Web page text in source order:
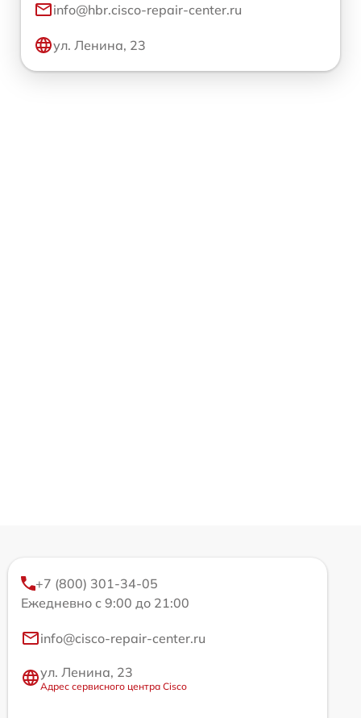
info@hbr.cisco-repair-center.ru
ул. Ленина, 23
+7 (800) 301-34-05
Ежедневно с 9:00 до 21:00
info@cisco-repair-center.ru
ул. Ленина, 23
Адрес сервисного центра Cisco